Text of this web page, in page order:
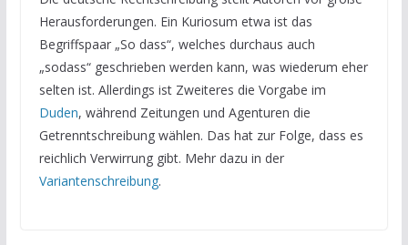
Herausforderungen. Ein Kuriosum etwa ist das
Begriffspaar „So dass“, welches durchaus auch
„sodass“ geschrieben werden kann, was wiederum eher
selten ist. Allerdings ist Zweiteres die Vorgabe im
Duden, während Zeitungen und Agenturen die
Getrenntschreibung wählen. Das hat zur Folge, dass es
reichlich Verwirrung gibt. Mehr dazu in der
Variantenschreibung.